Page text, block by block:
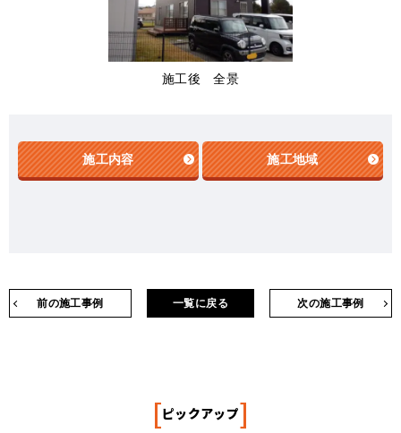
施工後 全景
施工内容 施工地域
前の施工事例 次の施工事例
一覧に戻る
[ピックアップ]